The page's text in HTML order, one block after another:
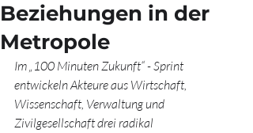
Beziehungen in der
Metropole
Im „100 Minuten Zukunft“ - Sprint
entwickeln Akteure aus Wirtschaft,
Wissenschaft, Verwaltung und
Zivilgesellschaft drei radikal